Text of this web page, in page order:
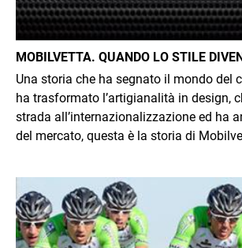
MOBILVETTA. QUANDO LO STILE
Una storia che ha segnato il mondo del
ha trasformato l’artigianalità in design,
strada all’internazionalizzazione ed ha
del mercato, questa è la storia di